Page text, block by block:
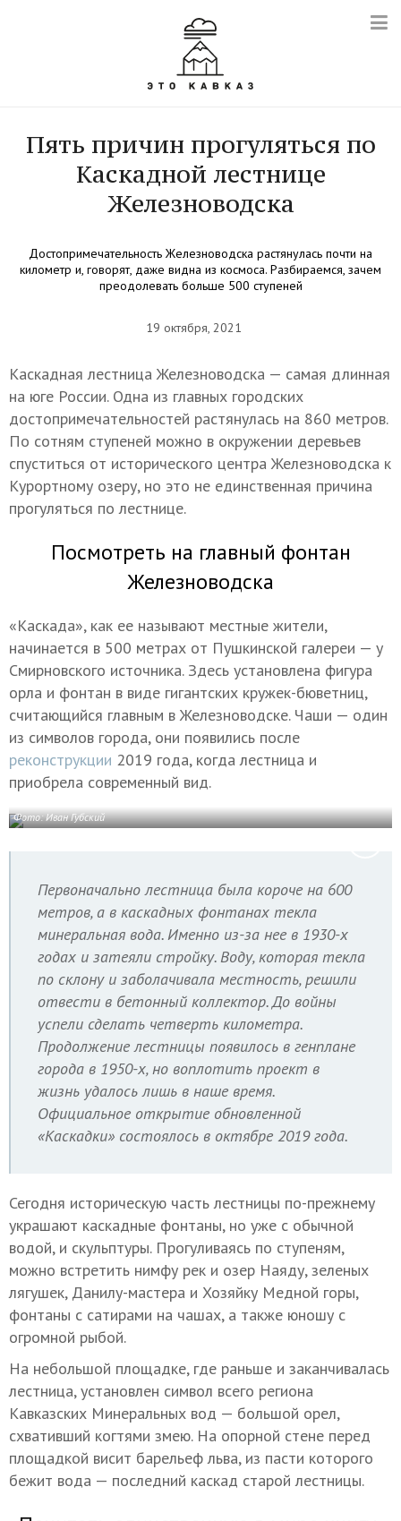
Пять причин прогуляться по
Каскадной лестнице
Железноводска
Достопримечательность Железноводска растянулась почти на
километр и, говорят, даже видна из космоса. Разбираемся, зачем
преодолевать больше 500 ступеней
19 октября, 2021
Каскадная лестница Железноводска — самая длинная
на юге России. Одна из главных городских
достопримечательностей растянулась на 860 метров.
По сотням ступеней можно в окружении деревьев
спуститься от исторического центра Железноводска к
Курортному озеру, но это не единственная причина
прогуляться по лестнице.
Посмотреть на главный фонтан
Железноводска
«Каскада», как ее называют местные жители,
начинается в 500 метрах от Пушкинской галереи — у
Смирновского источника. Здесь установлена фигура
орла и фонтан в виде гигантских кружек-бюветниц,
считающийся главным в Железноводске. Чаши — один
из символов города, они появились после
реконструкции 2019 года, когда лестница и
приобрела современный вид.
Фото: Иван Губский
Первоначально лестница была короче на 600
метров, а в каскадных фонтанах текла
минеральная вода. Именно из-за нее в 1930-х
годах и затеяли стройку. Воду, которая текла
по склону и заболачивала местность, решили
отвести в бетонный коллектор. До войны
успели сделать четверть километра.
Продолжение лестницы появилось в генплане
города в 1950-х, но воплотить проект в
жизнь удалось лишь в наше время.
Официальное открытие обновленной
«Каскадки» состоялось в октябре 2019 года.
Сегодня историческую часть лестницы по-прежнему
украшают каскадные фонтаны, но уже с обычной
водой, и скульптуры. Прогуливаясь по ступеням,
можно встретить нимфу рек и озер Наяду, зеленых
лягушек, Данилу-мастера и Хозяйку Медной горы,
фонтаны с сатирами на чашах, а также юношу с
огромной рыбой.
На небольшой площадке, где раньше и заканчивалась
лестница, установлен символ всего региона
Кавказских Минеральных вод — большой орел,
схвативший когтями змею. На опорной стене перед
площадкой висит барельеф льва, из пасти которого
бежит вода — последний каскад старой лестницы.